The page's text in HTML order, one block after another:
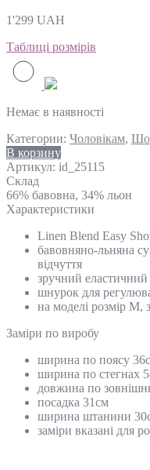
1'299 UAH
Таблиці розмірів
Немає в наявності
Категории: Чоловікам,
В корзину
Артикул: id_25115
Склад
66% бавовна, 34% льон
Характеристики
Linen Blend Easy
бавовняно-льняна
відчуття
зручний еластичний
шнурок для
на моделі розмір M,
Замiри по виробу
ширина по поясу
ширина по стегнах
довжина по
посадка 31см
ширина штанини
заміри вказані для